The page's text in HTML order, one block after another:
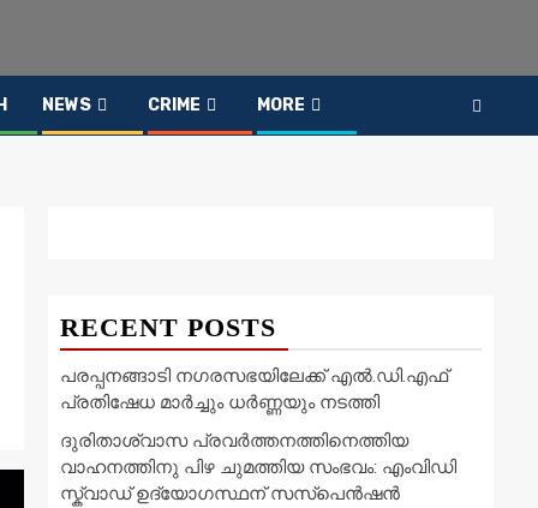
NEWS CRIME MORE
RECENT POSTS
പരപ്പനങ്ങാടി നഗരസഭയിലേക്ക് എൽ.ഡി.എഫ്
പ്രതിഷേധ മാർച്ചും ധർണ്ണയും നടത്തി
ദുരിതാശ്വാസ പ്രവർത്തനത്തിനെത്തിയ
വാഹനത്തിനു പിഴ ചുമത്തിയ സംഭവം: എംവിഡി
സ്ക്വാഡ് ഉദ്യോഗസ്ഥന് സസ്പെൻഷൻ